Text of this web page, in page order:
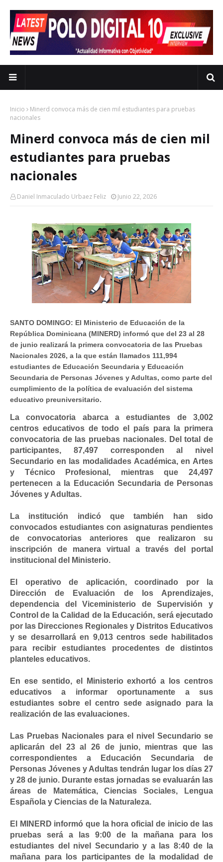
Inicio
Minerd convoca más de cien mil estudiantes para pruebas
nacionales
Minerd convoca más de cien mil
estudiantes para pruebas
nacionales
Daniel Inmaculado Urbaez Feliz Junio 22, 2026
SANTO DOMINGO: El Ministerio de Educación de la
República Dominicana (MINERD) informó que del 23 al 28
de junio realizará la primera convocatoria de las Pruebas
Nacionales 2026, a la que están llamados 111,994
estudiantes de Educación Secundaria y Educación
Secundaria de Personas Jóvenes y Adultas, como parte del
cumplimiento de la política de evaluación del sistema
educativo preuniversitario.
La convocatoria abarca a estudiantes de 3,002
centros educativos de todo el país para la primera
convocatoria de las pruebas nacionales. Del total de
participantes, 87,497 corresponden al nivel
Secundario en las modalidades Académica, en Artes
y Técnico Profesional, mientras que 24,497
pertenecen a la Educación Secundaria de Personas
Jóvenes y Adultas.
La institución indicó que también han sido
convocados estudiantes con asignaturas pendientes
de convocatorias anteriores que realizaron su
inscripción de manera virtual a través del portal
institucional del Ministerio.
El operativo de aplicación, coordinado por la
Dirección de Evaluación de los Aprendizajes,
dependencia del Viceministerio de Supervisión y
Control de la Calidad de la Educación, será ejecutado
por las Direcciones Regionales y Distritos Educativos
y se desarrollará en 9,013 centros sede habilitados
para recibir estudiantes procedentes de distintos
planteles educativos.
En ese sentido, el Ministerio exhortó a los centros
educativos a informar oportunamente a sus
estudiantes sobre el centro sede asignado para la
realización de las evaluaciones.
Las Pruebas Nacionales para el nivel Secundario se
aplicarán del 23 al 26 de junio, mientras que las
correspondientes a Educación Secundaria de
Personas Jóvenes y Adultas tendrán lugar los días 27
y 28 de junio. Durante estas jornadas se evaluarán las
áreas de Matemática, Ciencias Sociales, Lengua
Española y Ciencias de la Naturaleza.
El MINERD informó que la hora oficial de inicio de las
pruebas será a las 9:00 de la mañana para los
estudiantes del nivel Secundario y a las 8:40 de la
mañana para los participantes de la modalidad de